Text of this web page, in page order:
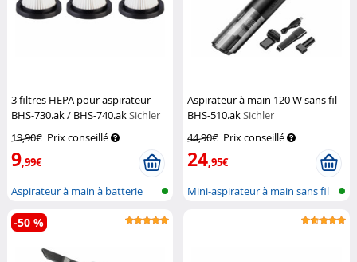
3 filtres HEPA pour aspirateur
BHS-730.ak / BHS-740.akSichler
19,90€ Prix conseillé
9,99€
Aspirateur à main à batterie
4en1,...
Aspirateur à main 120 W sans fil
BHS-510.akSichler
44,90€ Prix conseillé
24,95€
Mini-aspirateur à main sans fil
-50 %